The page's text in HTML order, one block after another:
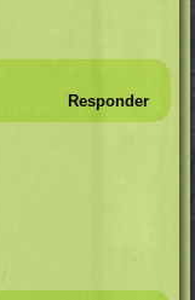
Responder